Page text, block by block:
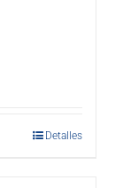
Detalles